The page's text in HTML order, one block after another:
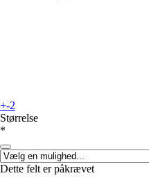
+-2
Størrelse
*
Dette felt er påkrævet